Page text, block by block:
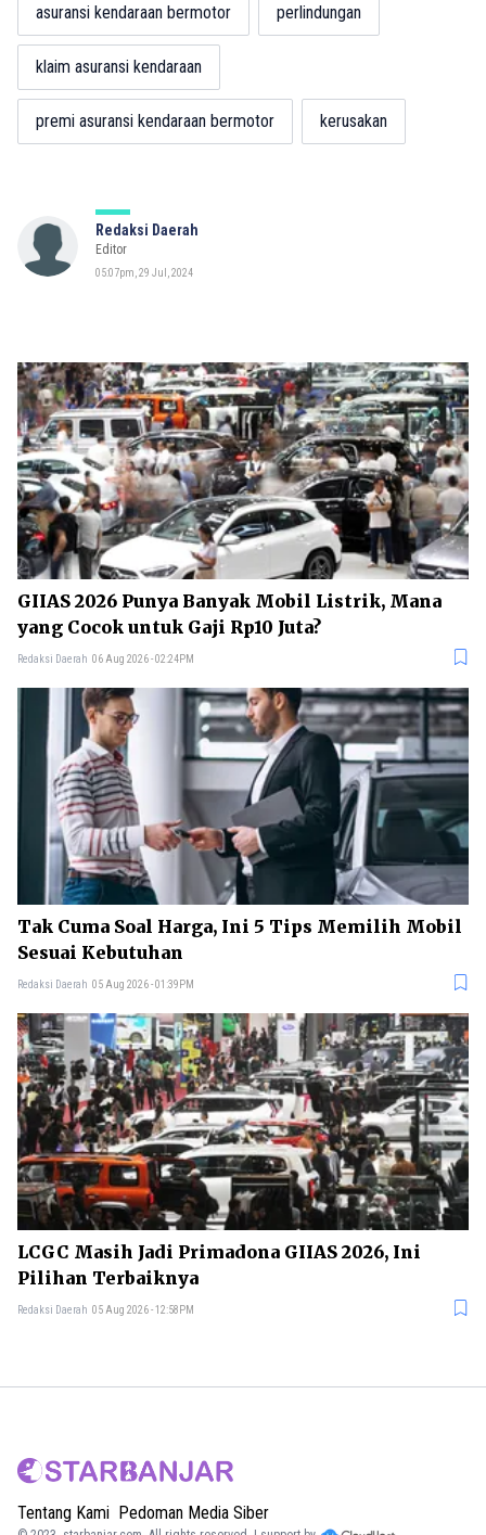
asuransi kendaraan bermotor perlindungan
klaim asuransi kendaraan
premi asuransi kendaraan bermotor kerusakan
Redaksi Daerah
Editor
05:07pm, 29 Jul, 2024
GIIAS 2026 Punya Banyak Mobil Listrik, Mana
yang Cocok untuk Gaji Rp10 Juta?
Redaksi Daerah 06 Aug 2026 - 02:24PM
Tak Cuma Soal Harga, Ini 5 Tips Memilih Mobil
Sesuai Kebutuhan
Redaksi Daerah 05 Aug 2026 - 01:39PM
LCGC Masih Jadi Primadona GIIAS 2026, Ini
Pilihan Terbaiknya
Redaksi Daerah 05 Aug 2026 - 12:58PM
Tentang Kami Pedoman Media Siber